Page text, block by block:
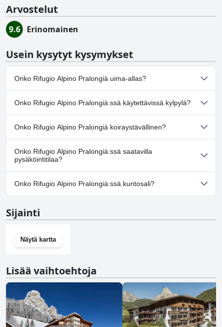
Arvostelut
9.6 Erinomainen
Usein kysytyt kysymykset
Onko Rifugio Alpino Pralongià uima-allas?
Ei, Rifugio Alpino Pralongià ei ole uima-allasta.
Onko Rifugio Alpino Pralongià:ssä käytettävissä kylpylä?
Ei, Rifugio Alpino Pralongià ei tarjoa kylpylää.
Onko Rifugio Alpino Pralongià koiraystävällinen?
Ei, Rifugio Alpino Pralongià ei salli koiria.
Onko Rifugio Alpino Pralongià:ssä saatavilla
pysäköintitilaa?
Ei, Rifugio Alpino Pralongià ei tarjoa pysäköintimahdollisuutta.
Onko Rifugio Alpino Pralongià:ssä kuntosali?
Sijainti
Näytä kartta
Lisää vaihtoehtoja